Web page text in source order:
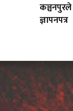
कञ्चनपुरले
ज्ञापनपत्र